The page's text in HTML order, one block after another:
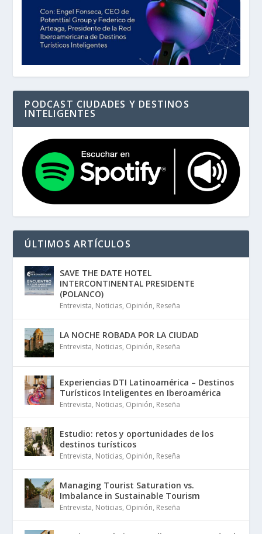
PODCAST CIUDADES Y DESTINOS
INTELIGENTES
ÚLTIMOS ARTÍCULOS
SAVE THE DATE HOTEL
INTERCONTINENTAL PRESIDENTE
(POLANCO)
Entrevista, Noticias, Opinión, Reseña
LA NOCHE ROBADA POR LA CIUDAD
Entrevista, Noticias, Opinión, Reseña
Experiencias DTI Latinoamérica – Destinos
Turísticos Inteligentes en Iberoamérica
Entrevista, Noticias, Opinión, Reseña
Estudio: retos y oportunidades de los
destinos turísticos
Entrevista, Noticias, Opinión, Reseña
Managing Tourist Saturation vs.
Imbalance in Sustainable Tourism
Entrevista, Noticias, Opinión, Reseña